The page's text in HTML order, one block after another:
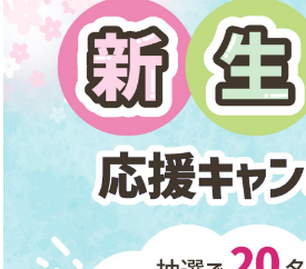
ライフ ネットスーパー
企業情報
IR情報
採用情報